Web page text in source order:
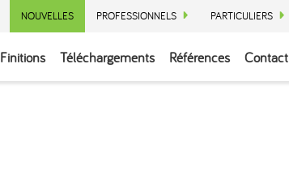
NOUVELLES PROFESSIONNELS PARTICULIERS
Finitions Téléchargements Références Contact